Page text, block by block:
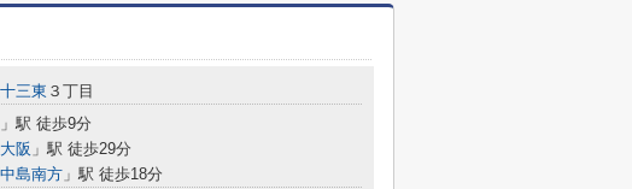
十三東 ３丁目
」駅 徒歩9分
阪 」駅 徒歩29分
島南方 」駅 徒歩18分